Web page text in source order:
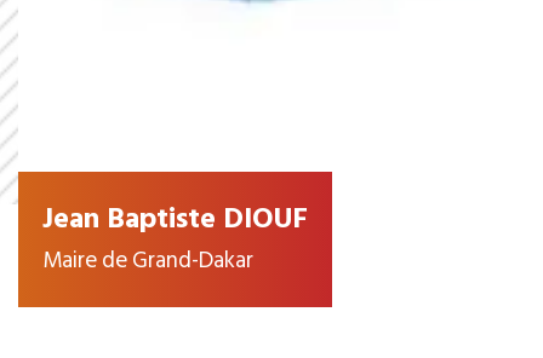
Jean Baptiste DIOUF
Maire de Grand-Dakar